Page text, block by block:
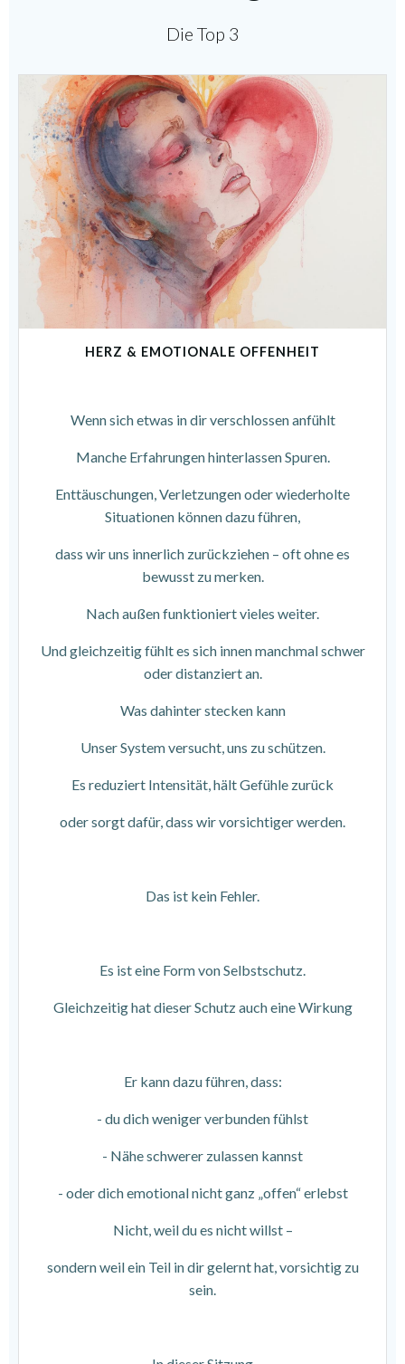
Die Top 3
HERZ & EMOTIONALE OFFENHEIT
Wenn sich etwas in dir verschlossen anfühlt
Manche Erfahrungen hinterlassen Spuren.
Enttäuschungen, Verletzungen oder wiederholte
Situationen können dazu führen,
dass wir uns innerlich zurückziehen – oft ohne es
bewusst zu merken.
Nach außen funktioniert vieles weiter.
Und gleichzeitig fühlt es sich innen manchmal schwer
oder distanziert an.
Was dahinter stecken kann
Unser System versucht, uns zu schützen.
Es reduziert Intensität, hält Gefühle zurück
oder sorgt dafür, dass wir vorsichtiger werden.
Das ist kein Fehler.
Es ist eine Form von Selbstschutz.
Gleichzeitig hat dieser Schutz auch eine Wirkung
Er kann dazu führen, dass:
- du dich weniger verbunden fühlst
- Nähe schwerer zulassen kannst
- oder dich emotional nicht ganz „offen“ erlebst
Nicht, weil du es nicht willst –
sondern weil ein Teil in dir gelernt hat, vorsichtig zu
sein.